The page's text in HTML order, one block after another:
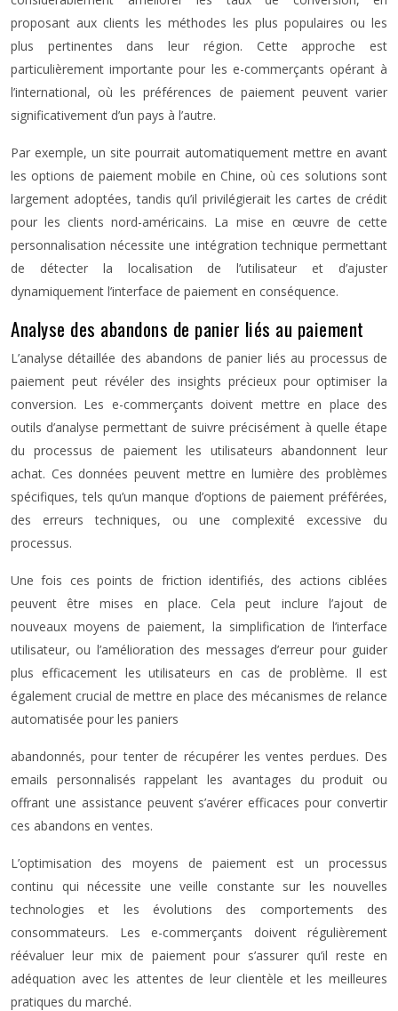
proposant aux clients les méthodes les plus populaires ou les
plus pertinentes dans leur région. Cette approche est
particulièrement importante pour les e-commerçants opérant à
l’international, où les préférences de paiement peuvent varier
significativement d’un pays à l’autre.
Par exemple, un site pourrait automatiquement mettre en avant
les options de paiement mobile en Chine, où ces solutions sont
largement adoptées, tandis qu’il privilégierait les cartes de crédit
pour les clients nord-américains. La mise en œuvre de cette
personnalisation nécessite une intégration technique permettant
de détecter la localisation de l’utilisateur et d’ajuster
dynamiquement l’interface de paiement en conséquence.
Analyse des abandons de panier liés au paiement
L’analyse détaillée des abandons de panier liés au processus de
paiement peut révéler des insights précieux pour optimiser la
conversion. Les e-commerçants doivent mettre en place des
outils d’analyse permettant de suivre précisément à quelle étape
du processus de paiement les utilisateurs abandonnent leur
achat. Ces données peuvent mettre en lumière des problèmes
spécifiques, tels qu’un manque d’options de paiement préférées,
des erreurs techniques, ou une complexité excessive du
processus.
Une fois ces points de friction identifiés, des actions ciblées
peuvent être mises en place. Cela peut inclure l’ajout de
nouveaux moyens de paiement, la simplification de l’interface
utilisateur, ou l’amélioration des messages d’erreur pour guider
plus efficacement les utilisateurs en cas de problème. Il est
également crucial de mettre en place des mécanismes de relance
automatisée pour les paniers
abandonnés, pour tenter de récupérer les ventes perdues. Des
emails personnalisés rappelant les avantages du produit ou
offrant une assistance peuvent s’avérer efficaces pour convertir
ces abandons en ventes.
L’optimisation des moyens de paiement est un processus
continu qui nécessite une veille constante sur les nouvelles
technologies et les évolutions des comportements des
consommateurs. Les e-commerçants doivent régulièrement
réévaluer leur mix de paiement pour s’assurer qu’il reste en
adéquation avec les attentes de leur clientèle et les meilleures
pratiques du marché.